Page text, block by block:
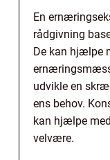
En
rådgivning
De kan hjælpe
udvikle en
ens behov.
kan hjælpe
velvære.